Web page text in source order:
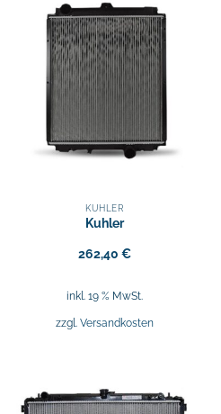
KÜHLER
Kuhler
262,40€
inkl. 19 % MwSt.
zzgl.Versandkosten